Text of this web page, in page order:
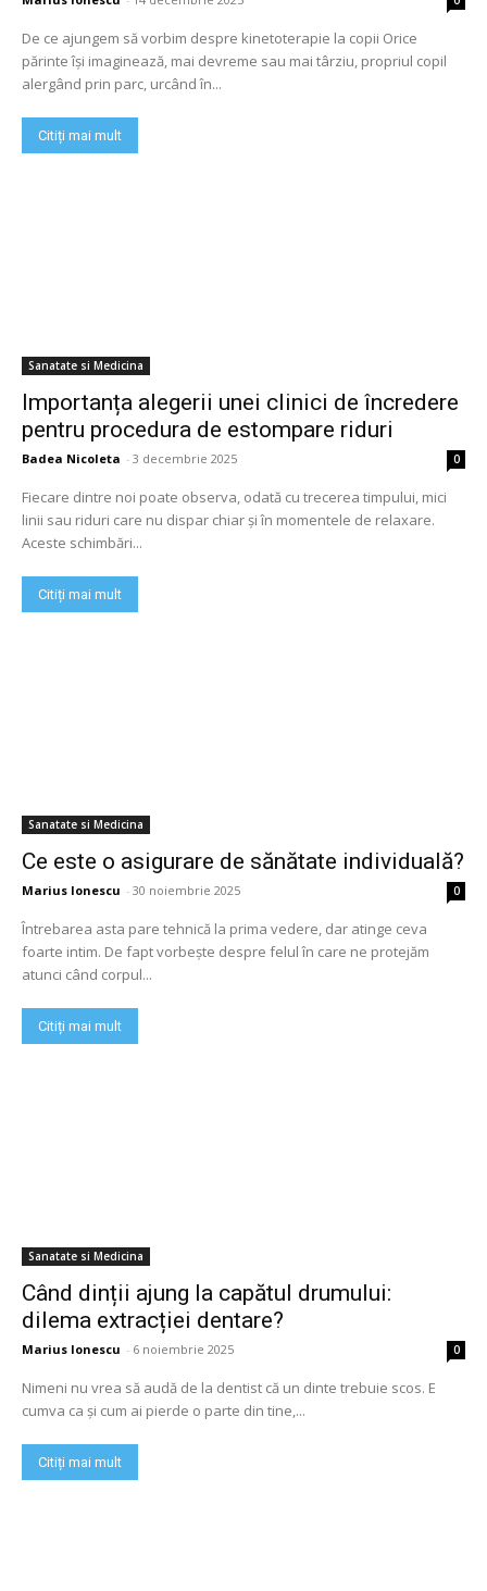
De ce ajungem să vorbim despre kinetoterapie la copii Orice
părinte își imaginează, mai devreme sau mai târziu, propriul copil
alergând prin parc, urcând în...
Citiți mai mult
Sanatate si Medicina
Importanța alegerii unei clinici de încredere
pentru procedura de estompare riduri
Badea Nicoleta - 3 decembrie 2025 0
Fiecare dintre noi poate observa, odată cu trecerea timpului, mici
linii sau riduri care nu dispar chiar și în momentele de relaxare.
Aceste schimbări...
Citiți mai mult
Sanatate si Medicina
Ce este o asigurare de sănătate individuală?
Marius Ionescu - 30 noiembrie 2025 0
Întrebarea asta pare tehnică la prima vedere, dar atinge ceva
foarte intim. De fapt vorbește despre felul în care ne protejăm
atunci când corpul...
Citiți mai mult
Sanatate si Medicina
Când dinții ajung la capătul drumului:
dilema extracției dentare?
Marius Ionescu - 6 noiembrie 2025 0
Nimeni nu vrea să audă de la dentist că un dinte trebuie scos. E
cumva ca și cum ai pierde o parte din tine,...
Citiți mai mult